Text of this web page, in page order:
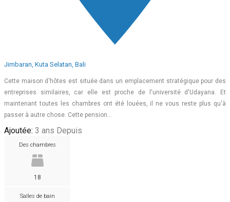
Jimbaran, Kuta Selatan, Bali
Cette maison d'hôtes est située dans un emplacement stratégique pour des
entreprises similaires, car elle est proche de l'université d'Udayana. Et
maintenant toutes les chambres ont été louées, il ne vous reste plus qu'à
passer à autre chose. Cette pension…
Ajoutée: 3 ans Depuis
Des chambres
18
Salles de bain